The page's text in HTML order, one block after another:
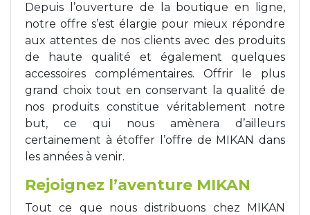
Depuis l’ouverture de la boutique en ligne,
notre offre s’est élargie pour mieux répondre
aux attentes de nos clients avec des produits
de haute qualité et également quelques
accessoires complémentaires. Offrir le plus
grand choix tout en conservant la qualité de
nos produits constitue véritablement notre
but, ce qui nous amènera d’ailleurs
certainement à étoffer l’offre de MIKAN dans
les années à venir.
Rejoignez l’aventure MIKAN
Tout ce que nous distribuons chez MIKAN